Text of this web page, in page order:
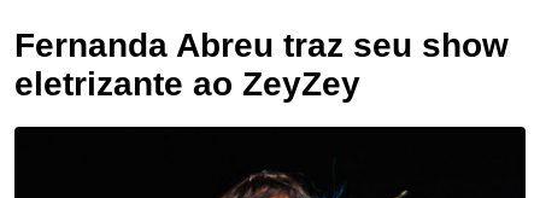
Fernanda Abreu traz seu show
eletrizante ao ZeyZey